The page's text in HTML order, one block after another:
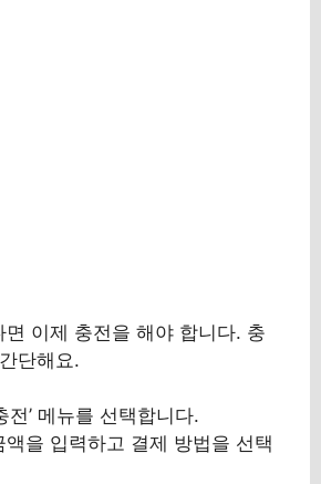
면 이제 충전을 해야 합니다. 충
단해요.
전’ 메뉴를 선택합니다.
액을 입력하고 결제 방법을 선택